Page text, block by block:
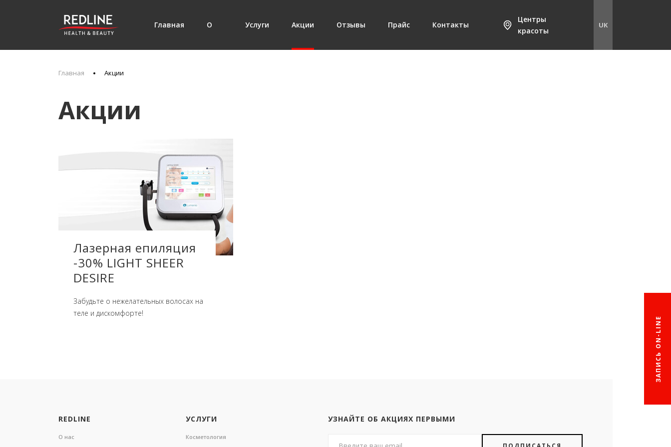
Главная О Услуги Акции Отзывы Прайс Контакты
Центры
красоты
UK
Главная Акции
Акции
Лазерная епиляция
-30% LIGHT SHEER
DESIRE
Забудьте о нежелательных волосах на
теле и дискомфорте!
ЗАПИСЬ ON-LINE
REDLINE
О нас
УСЛУГИ
Косметология
УЗНАЙТЕ ОБ АКЦИЯХ ПЕРВЫМИ